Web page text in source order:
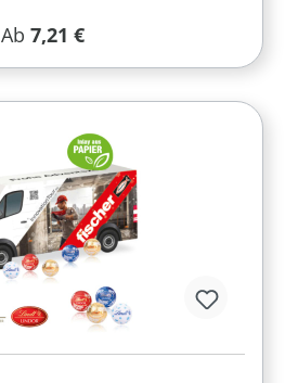
Regulärer Preis:
Ab 7,21 €